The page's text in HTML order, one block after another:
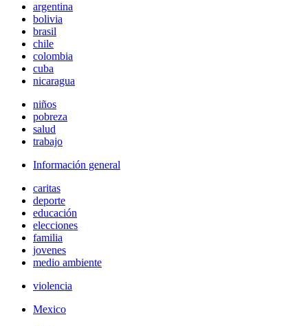
argentina
bolivia
brasil
chile
colombia
cuba
nicaragua
niños
pobreza
salud
trabajo
Información general
caritas
deporte
educación
elecciones
familia
jovenes
medio ambiente
violencia
Mexico